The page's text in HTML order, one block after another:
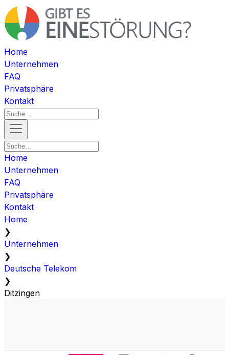
Home
Unternehmen
FAQ
Privatsphäre
Kontakt
Home
Unternehmen
FAQ
Privatsphäre
Kontakt
Home
❯
Unternehmen
❯
Deutsche Telekom
❯
Ditzingen